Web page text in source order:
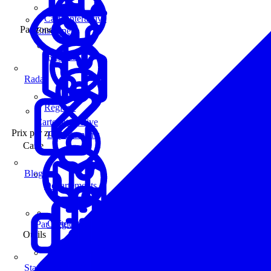
Enseignes
Carte interactive
Prix par zone
Par Région
Régions
Départements
Carte
Carte interactive
Outils
Carte interactive
Par zone
Régions
Départements
Radar
Blog
Statistiques